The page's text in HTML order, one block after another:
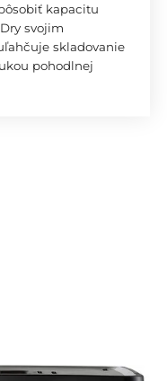
kapacitu
svojim
skladovanie
pohodlnej